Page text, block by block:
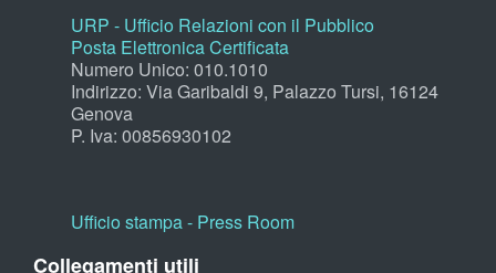
URP - Ufficio Relazioni con il Pubblico
Posta Elettronica Certificata
Numero Unico: 010.1010
Indirizzo: Via Garibaldi 9, Palazzo Tursi, 16124
Genova
P. Iva: 00856930102
Ufficio stampa - Press Room
Collegamenti utili